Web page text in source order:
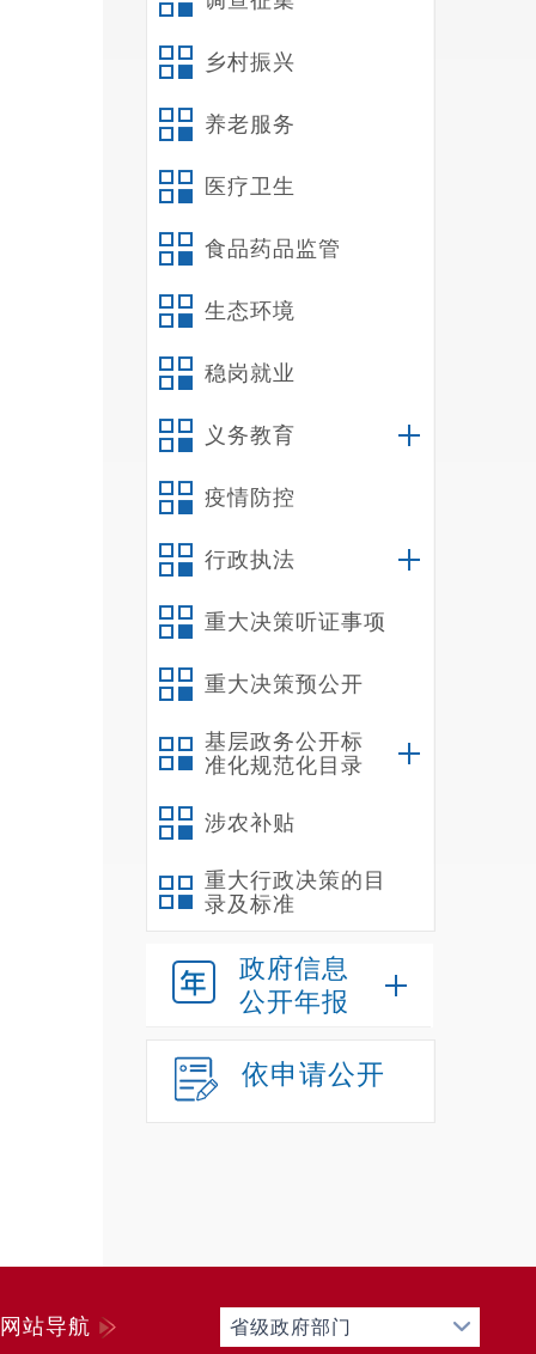
乡村振兴
养老服务
医疗卫生
食品药品监管
生态环境
稳岗就业
义务教育
疫情防控
行政执法
重大决策听证事项
重大决策预公开
基层政务公开标
准化规范化目录
涉农补贴
重大行政决策的目
录及标准
政府信息
公开年报
依申请公开
网站导航 省级政府部门